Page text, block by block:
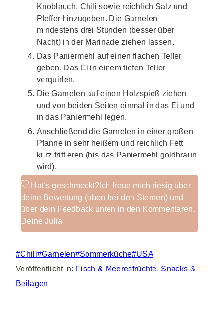
Knoblauch, Chili sowie reichlich Salz und
Pfeffer hinzugeben. Die Garnelen
mindestens drei Stunden (besser über
Nacht) in der Marinade ziehen lassen.
Das Paniermehl auf einen flachen Teller
geben. Das Ei in einem tiefen Teller
verquirlen.
Die Garnelen auf einen Holzspieß ziehen
und von beiden Seiten einmal in das Ei und
in das Paniermehl legen.
Anschließend die Garnelen in einer großen
Pfanne in sehr heißem und reichlich Fett
kurz frittieren (bis das Paniermehl goldbraun
wird).
Hat’s geschmeckt? Ich freue mich riesig über
deine Bewertung (oben bei den Sternen) und
über dein Feedback unten in den Kommentaren.
Deine Julia
Schlagworte:
#Chili#Garnelen#Sommerküche#USA
Veröffentlicht in: Fisch & Meeresfrüchte, Snacks &
Beilagen